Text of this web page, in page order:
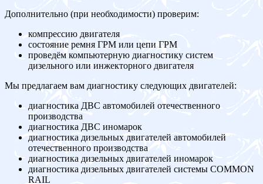
Дополнительно (при необходимости) проверим:
компрессию двигателя
состояние ремня ГРМ или цепи ГРМ
проведём компьютерную диагностику систем
дизельного или инжекторного двигателя
Мы предлагаем вам диагностику следующих двигателей:
диагностика ДВС автомобилей отечественного
производства
диагностика ДВС иномарок
диагностика дизельных двигателей автомобилей
отечественного производства
диагностика дизельных двигателей иномарок
диагностика дизельных двигателей системы COMMON
RAIL